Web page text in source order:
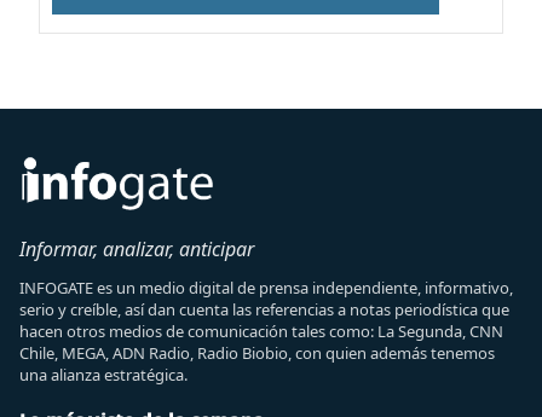
Informar, analizar, anticipar
INFOGATE es un medio digital de prensa independiente, informativo,
serio y creíble, así dan cuenta las referencias a notas periodística que
hacen otros medios de comunicación tales como: La Segunda, CNN
Chile, MEGA, ADN Radio, Radio Biobio, con quien además tenemos
una alianza estratégica.